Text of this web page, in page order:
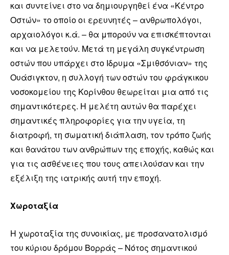
και συντείνει στο να δημιουργηθεί ένα «Κέντρο
Οστών» το οποίο οι ερευνητές – ανθρωπολόγοι,
αρχαιολόγοι κ.ά. – θα μπορούν να επισκέπτονται
και να μελετούν. Μετά τη μεγάλη συγκέντρωση
οστών που υπάρχει στο Ιδρυμα «Σμιθσόνιαν» της
Ουάσιγκτον, η συλλογή των οστών του φράγκικου
νοσοκομείου της Κορίνθου θεωρείται μια από τις
σημαντικότερες. Η μελέτη αυτών θα παρέχει
σημαντικές πληροφορίες για την υγεία, τη
διατροφή, τη σωματική διάπλαση, τον τρόπο ζωής
και θανάτου των ανθρώπων της εποχής, καθώς και
για τις ασθένειες που τους απειλούσαν και την
εξέλιξη της ιατρικής αυτή την εποχή.
Χωροταξία
Η χωροταξία της συνοικίας, με προσανατολισμό
του κύριου δρόμου Βορράς – Νότος σημαντικού